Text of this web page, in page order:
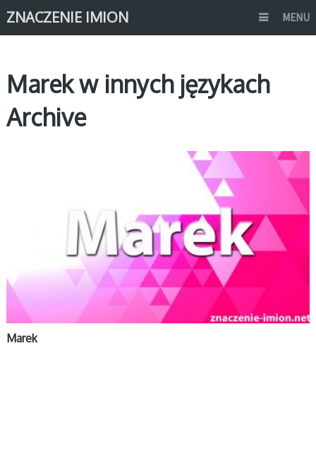
ZNACZENIE IMION MENU
Marek w innych językach
Archive
Marek